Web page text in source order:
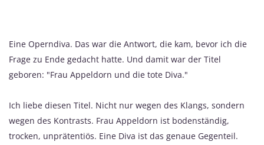
Eine Operndiva. Das war die Antwort, die kam, bevor ich die
Frage zu Ende gedacht hatte. Und damit war der Titel
geboren: "Frau Appeldorn und die tote Diva."
Ich liebe diesen Titel. Nicht nur wegen des Klangs, sondern
wegen des Kontrasts. Frau Appeldorn ist bodenständig,
trocken, unprätentiös. Eine Diva ist das genaue Gegenteil.